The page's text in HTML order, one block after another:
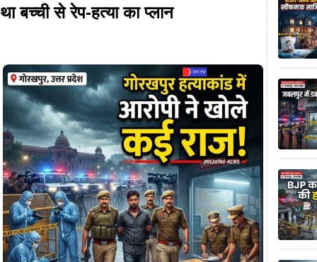
था बच्ची से रेप-हत्या का प्लान